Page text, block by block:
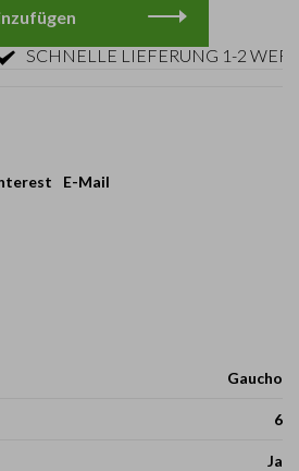
LIEFERUNG 1-2
E-Mail
Gaucho
6
Ja